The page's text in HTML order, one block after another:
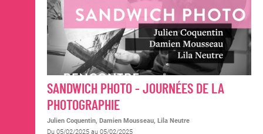
SANDWICH PHOTO - JOURNÉES DE LA
PHOTOGRAPHIE
Julien Coquentin, Damien Mousseau, Lila Neutre
Du 05/02/2025 au 05/02/2025